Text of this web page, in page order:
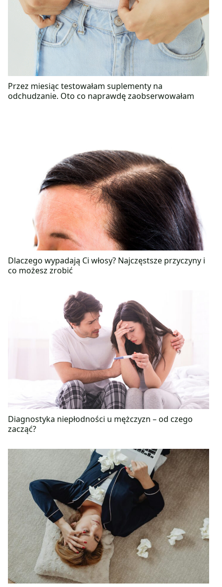
Przez miesiąc testowałam suplementy na
odchudzanie. Oto co naprawdę zaobserwowałam
Dlaczego wypadają Ci włosy? Najczęstsze przyczyny i
co możesz zrobić
Diagnostyka niepłodności u mężczyzn – od czego
zacząć?